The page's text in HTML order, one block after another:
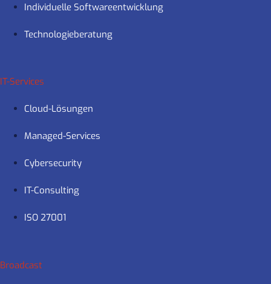
Individuelle Softwareentwicklung
Technologieberatung
IT-Services
Cloud-Lösungen
Managed-Services
Cybersecurity
IT-Consulting
ISO 27001
Broadcast